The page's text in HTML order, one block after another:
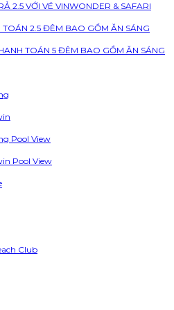
2.5 VỚI VÉ VINWONDER & SAFARI
TOÁN 2.5 ĐÊM BAO GỒM ĂN SÁNG
TOÁN 5 ĐÊM BAO GỒM ĂN SÁNG
Pool View
Pool View
Club